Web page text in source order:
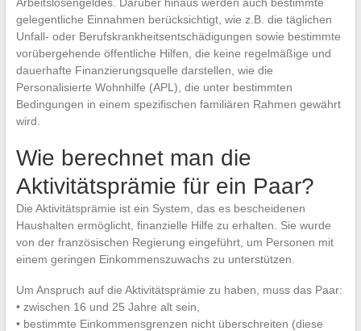
gelegentliche Einnahmen berücksichtigt, wie z.B. die täglichen
Unfall- oder Berufskrankheitsentschädigungen sowie bestimmte
vorübergehende öffentliche Hilfen, die keine regelmäßige und
dauerhafte Finanzierungsquelle darstellen, wie die
Personalisierte Wohnhilfe (APL), die unter bestimmten
Bedingungen in einem spezifischen familiären Rahmen gewährt
wird.
Wie berechnet man die
Aktivitätsprämie für ein Paar?
Die Aktivitätsprämie ist ein System, das es bescheidenen
Haushalten ermöglicht, finanzielle Hilfe zu erhalten. Sie wurde
von der französischen Regierung eingeführt, um Personen mit
einem geringen Einkommenszuwachs zu unterstützen.
Um Anspruch auf die Aktivitätsprämie zu haben, muss das Paar:
• zwischen 16 und 25 Jahre alt sein,
• bestimmte Einkommensgrenzen nicht überschreiten (diese